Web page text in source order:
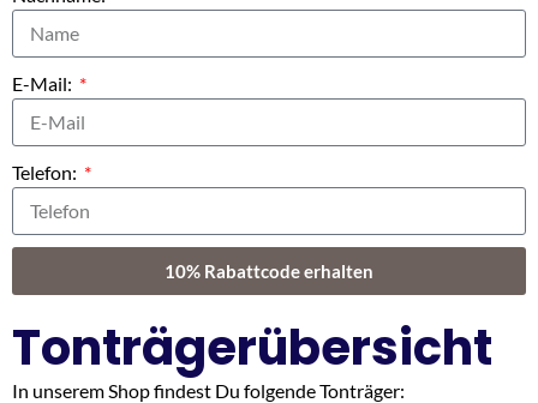
E-Mail:
Telefon:
10% Rabattcode erhalten
Tonträgerübersicht
In unserem Shop findest Du folgende Tonträger: